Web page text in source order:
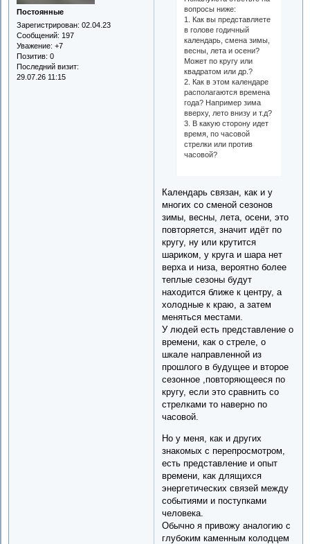
Постоянные
Зарегистрирован: 02.04.23
Сообщений: 197
Уважение: +7
Позитив: 0
Последний визит:
29.07.26 11:15
вопросы ниже:
1. Как вы представляете
в голове годичный
календарь, смена зимы,
весны, лета и осени?
Может по кругу или
квадратом или др.?
2. Как в этом календаре
располагаются времена
года? Например зима
вверху, лето внизу и т.д?
3. В какую сторону идет
время, по часовой
стрелки или против
часовой?
Календарь связан, как и у
многих со сменой сезонов
зимы, весны, лета, осени, это
повторяется, значит идёт по
кругу, ну или крутится
шариком, у круга и шара нет
верха и низа, вероятно более
теплые сезоны будут
находится ближе к центру, а
холодные к краю, а затем
меняться местами.
У людей есть представление о
времени, как о стреле, о
шкале направленной из
прошлого в будущее и второе
сезонное ,повторяющееся по
кругу, если это сравнить со
стрелками то наверно по
часовой.
Но у меня, как и других
знакомых с перепросмотром,
есть представление и опыт
времени, как длящихся
энергетических связей между
событиями и поступками
человека.
Обычно я привожу аналогию с
глубоким каменным колодцем